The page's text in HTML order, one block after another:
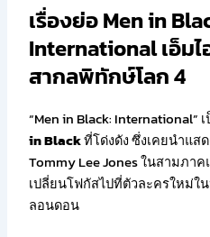
เรื่องย่อ Men in
International เอ็ม
สากลพิทักษ์โลก 4
“Men in Black:
in Blackที่โด่งดัง ซึ่งเคยนำแส
Tommy Lee Jones ในสามภาค
เปลี่ยนโฟกัสไปที่ตัวละครใหม่ใ
ลอนดอน